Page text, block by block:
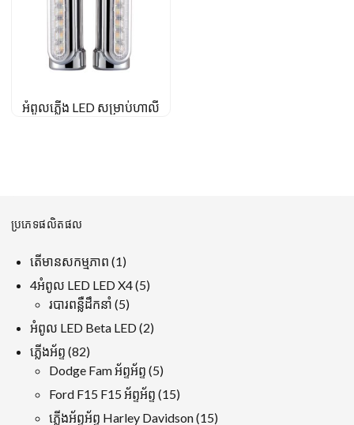
អំពូលភ្លើង LED សម្រាប់ហាលី
ប្រភេទផលិតផល
តើមានសកម្មភាព 11
ផលិតផល
4អំពូល LED LED X4 55
របារពន្លឺដឹកនាំ 55
ផលិតផល
អំពូល LED Beta LED 22
ភ្លើងអ័ព្ទ 8282
ផលិតផល
Dodge Fam អ័ព្ទអ័ព្ទ 55
ផលិតផល
Ford F15 F15 អ័ព្ទអ័ព្ទ 1515
ផលិតផល
ភ្លើងអ័ព្ទអ័ព្ទ Harley Davidson 1515